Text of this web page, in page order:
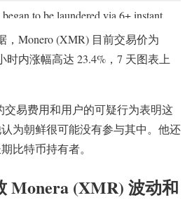
to be laundered via 6+ instant
，Monero (XMR) 目前交易价为
时内涨幅高达 23.4%，7 天图表上
交易费用和用户的可疑行为表明这
为朝鲜很可能没有参与其中。他还
比特币持有者。
Monera (XMR) 波动和